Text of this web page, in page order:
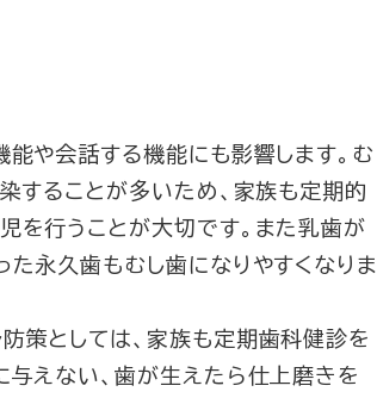
や会話する機能にも影響します。む
することが多いため、家族も定期的
を行うことが大切です。また乳歯が
永久歯もむし歯になりやすくなりま
策としては、家族も定期歯科健診を
与えない、歯が生えたら仕上磨きを